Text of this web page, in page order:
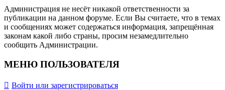
Администрация не несёт никакой ответственности за
публикации на данном форуме. Если Вы считаете, что в темах
и сообщениях может содержаться информация, запрещённая
законам какой либо страны, просим незамедлительно
сообщить Администрации.
МЕНЮ ПОЛЬЗОВАТЕЛЯ
Войти или зарегистрироваться